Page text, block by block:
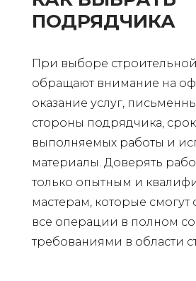
ПОДРЯДЧИКА
При выборе
обращают внимание на
оказание услуг,
стороны подрядчика,
выполняемых работы и
материалы. Доверять
только опытным и
мастерам, которые смогут
все операции в полном
требованиями в области